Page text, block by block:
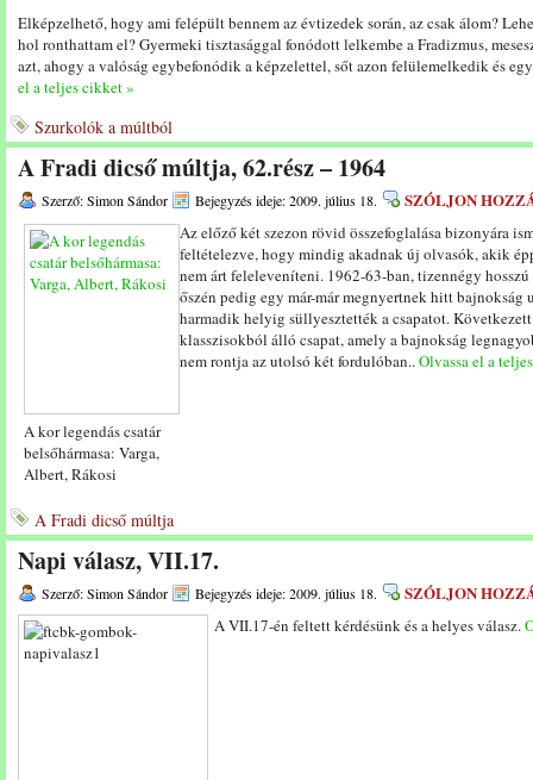
Elképzelhető, hogy ami felépült bennem az évtizedek során, az csak álom?
hol ronthattam el? Gyermeki tisztasággal fonódott lelkembe a Fradizmus,
azt, ahogy a valóság egybefonódik a képzelettel, sőt azon felülemelkedik és
el a teljes cikket »
Szurkolók a múltból
A Fradi dicső múltja, 62.rész – 1964
Szerző: Simon Sándor Bejegyzés ideje: 2009. július 18. SZÓLJON
A kor legendás csatár
belsőhármasa: Varga,
Albert, Rákosi
Az előző két szezon rövid összefoglalása bizonyára
feltételezve, hogy mindig akadnak új olvasók, akik
nem árt feleleveníteni. 1962-63-ban, tizennégy
őszén pedig egy már-már megnyertnek hitt bajnokság
harmadik helyig süllyesztették a csapatot.
klasszisokból álló csapat, amely a bajnokság
nem rontja az utolsó két fordulóban..Olvassa el a
A Fradi dicső múltja
Napi válasz, VII.17.
Szerző: Simon Sándor Bejegyzés ideje: 2009. július 18. SZÓLJON
A VII.17-én feltett kérdésünk és a helyes válasz.